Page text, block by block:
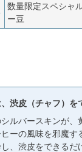
数量限定スペシャ
ー豆
渋皮（チャフ）を
ルバースキンが
ーの風味を邪魔
、渋皮をできる